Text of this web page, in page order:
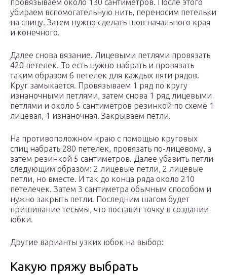
провязываем около 130 сантиметров. После этого
убираем вспомогательную нить, переносим петельки
на спицу. Затем нужно сделать шов начального края
и конечного.
Далее снова вязание. Лицевыми петлями провязать
420 петелек. То есть нужно набрать и провязать
таким образом 6 петелек для каждых пяти рядов.
Круг замыкается. Провязываем 1 ряд по кругу
изнаночными петлями, затем снова 1 ряд лицевыми
петлями и около 5 сантиметров резинкой по схеме 1
лицевая, 1 изнаночная. Закрываем петли.
На противоположном краю с помощью круговых
спиц набрать 280 петелек, провязать по-лицевому, а
затем резинкой 5 сантиметров. Далее убавить петли
следующим образом: 2 лицевые петли, 2 лицевые
петли, но вместе. И так до конца ряда около 210
петелечек. Затем 3 сантиметра обычным способом и
нужно закрыть петли. Последним шагом будет
пришивание тесьмы, что поставит точку в создании
юбки.
Другие варианты узких юбок на выбор:
Какую пряжу выбрать